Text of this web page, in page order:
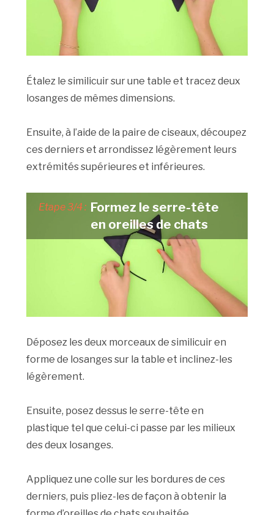
Étalez le similicuir sur une table et tracez deux
losanges de mêmes dimensions.
Ensuite, à l’aide de la paire de ciseaux, découpez
ces derniers et arrondissez légèrement leurs
extrémités supérieures et inférieures.
Etape 3/4 : Formez le serre-tête
en oreilles de chats
Déposez les deux morceaux de similicuir en
forme de losanges sur la table et inclinez-les
légèrement.
Ensuite, posez dessus le serre-tête en
plastique tel que celui-ci passe par les milieux
des deux losanges.
Appliquez une colle sur les bordures de ces
derniers, puis pliez-les de façon à obtenir la